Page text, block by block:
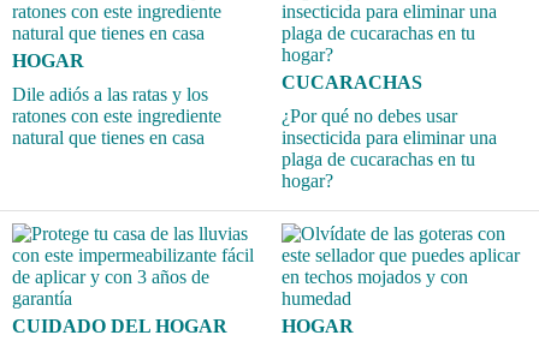
HOGAR
Dile adiós a las ratas y los
ratones con este ingrediente
natural que tienes en casa
CUCARACHAS
¿Por qué no debes usar
insecticida para eliminar una
plaga de cucarachas en tu
hogar?
CUIDADO DEL HOGAR
HOGAR